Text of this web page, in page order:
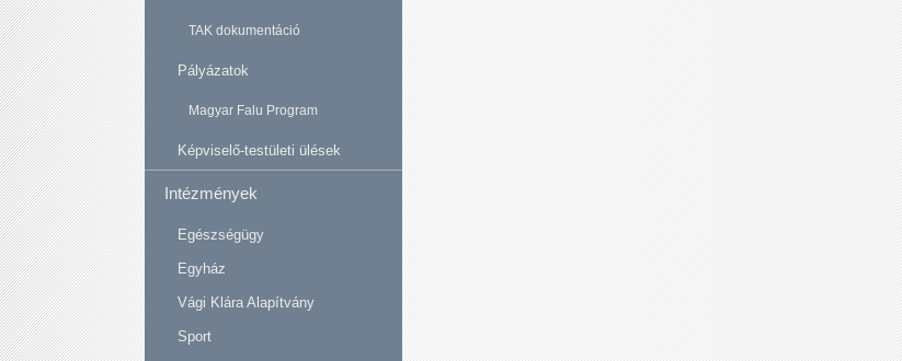
TAK dokumentáció
Pályázatok
Magyar Falu Program
Képviselő-testületi ülések
Intézmények
Egészségügy
Egyház
Vági Klára Alapítvány
Sport